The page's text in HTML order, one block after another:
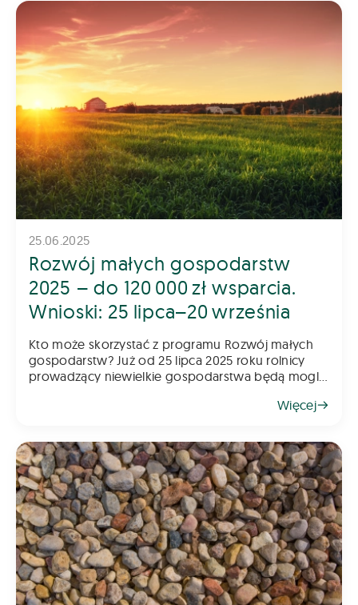
25.06.2025
Rozwój małych gospodarstw
2025 – do 120 000 zł wsparcia.
Wnioski: 25 lipca–20 września
Kto może skorzystać z programu Rozwój małych
gospodarstw? Już od 25 lipca 2025 roku rolnicy
prowadzący niewielkie gospodarstwa będą mogli
Więcej